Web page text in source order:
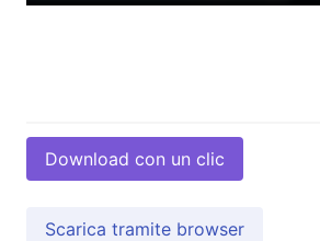
Download con un clic
Scarica tramite browser